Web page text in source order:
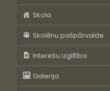
Skola
Skolēnu pašpārvalde
Interešu izglītība
Galerija